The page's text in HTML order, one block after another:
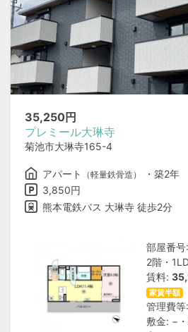
35,250円
プレミール大琳寺
菊池市大琳寺165-4
アパート （軽量鉄骨造）
・築2年
3,850円
熊本電鉄バス 大琳寺 徒歩2分
部屋番
2階・
賃料:
家賃半額
管理費
敷金: −